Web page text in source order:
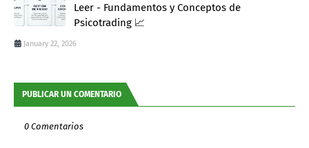
Leer - Fundamentos y Conceptos de
Psicotrading 📈
January 22, 2026
PUBLICAR UN COMENTARIO
0 Comentarios